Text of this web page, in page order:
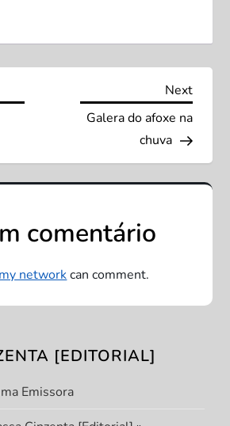
Next
Post
Next
Galera do afoxe na
chuva
comentário
my networkcan comment.
[EDITORIAL]
Emissora